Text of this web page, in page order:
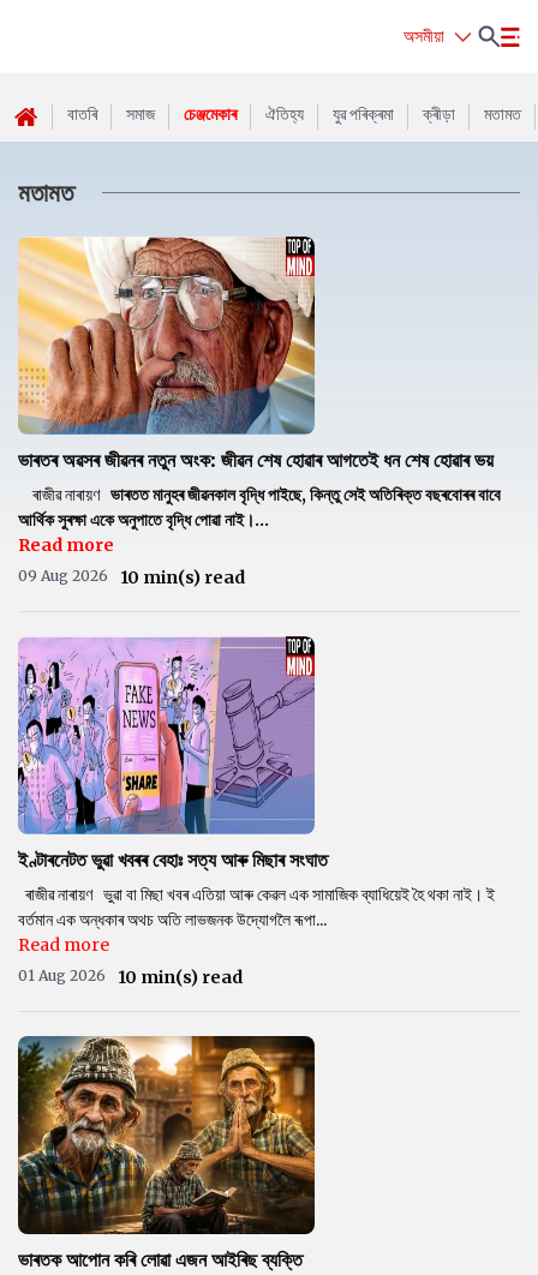
অসমীয়া
বাতৰি সমাজ চেঞ্জমেকাৰ ঐতিহ্য যুৱ পৰিক্ৰমা ক্ৰীড়া মতামত
মতামত
ভাৰতৰ অৱসৰ জীৱনৰ নতুন অংক: জীৱন শেষ হোৱাৰ আগতেই ধন শেষ হোৱাৰ ভয়
ৰাজীৱ নাৰায়ণ ভাৰতত মানুহৰ জীৱনকাল বৃদ্ধি পাইছে, কিন্তু সেই অতিৰিক্ত বছৰবোৰৰ বাবে
আৰ্থিক সুৰক্ষা একে অনুপাতে বৃদ্ধি পোৱা নাই।...
Read more
09 Aug 2026 10 min(s) read
ইণ্টাৰনেটত ভুৱা খবৰৰ বেহাঃ সত্য আৰু মিছাৰ সংঘাত
ৰাজীৱ নাৰায়ণ ভুৱা বা মিছা খবৰ এতিয়া আৰু কেৱল এক সামাজিক ব্যাধিয়েই হৈ থকা নাই। ই
বৰ্তমান এক অন্ধকাৰ অথচ অতি লাভজনক উদ্যোগলৈ ৰূপা...
Read more
01 Aug 2026 10 min(s) read
ভাৰতক আপোন কৰি লোৱা এজন আইৰিছ ব্যক্তি